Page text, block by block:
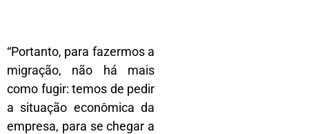
“Portanto, para fazermos a
migração, não há mais
como fugir: temos de pedir
a situação econômica da
empresa, para se chegar a